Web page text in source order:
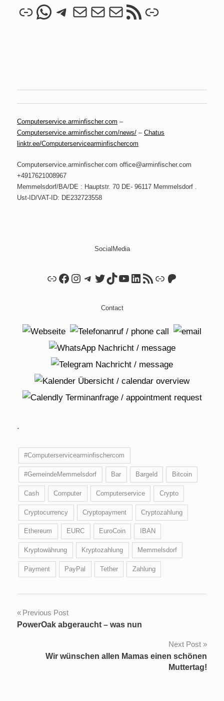
LinkWhatsApp
Telegram
MailMailMailRSS Feed
Link
Computerservice.arminfischer.com –
Computerservice.arminfischer.com/news/ – Chatus
linktr.ee/Computerservicearminfischercom
Computerservice.arminfischer.com office@arminfischer.com
+4917621008967
Memmelsdorf/BA/DE : Hauptstr. 70 DE- 96117 Memmelsdorf .
Ust-ID/VAT-ID: DE232723558
SocialMedia
LinkFacebook
Instagram
Telegram
Twitter
TikTok
YouTube
LinkedIn
RSS Feed
LinkPatreon
Contact
.
#Computerservicearminfischercom
#GemeindeMemmelsdorf Bar Bargeld Bitcoin
Cash Computer Computerservice Crypto
Cryptocurrency Cryptopayment Cryptozahlung
Ethereum EURC EuroCoin IBAN
Kryptowährung Kryptozahlung Memmelsdorf
Payment PayPal Tether Zahlung
Post
Previous Post
PowerOak abgeraucht – was nun
Next Post
Wir wünschen allen Mamas einen schönen
Muttertag!